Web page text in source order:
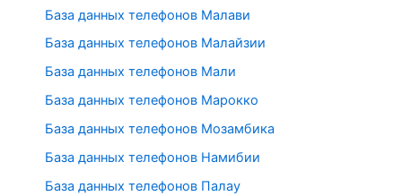
База данных телефонов Малави
База данных телефонов Малайзии
База данных телефонов Мали
База данных телефонов Марокко
База данных телефонов Мозамбика
База данных телефонов Намибии
База данных телефонов Палау